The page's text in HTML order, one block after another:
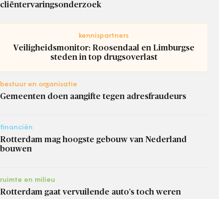
cliëntervaringsonderzoek
kennispartners
Veiligheidsmonitor: Roosendaal en Limburgse
steden in top drugsoverlast
bestuur en organisatie
Gemeenten doen aangifte tegen adresfraudeurs
financiën
Rotterdam mag hoogste gebouw van Nederland
bouwen
ruimte en milieu
Rotterdam gaat vervuilende auto's toch weren